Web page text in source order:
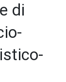
di